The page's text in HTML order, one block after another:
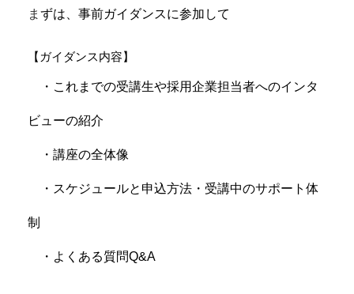
ま ずは、事前ガイダンスに参加して
【ガイダンス内容】
・これまでの受講生や採用企業担当者へのインタ
ビューの紹介
・講座の全体像
・スケジュールと申込方法・受講中のサポート体
制
・よくある質問Q&A